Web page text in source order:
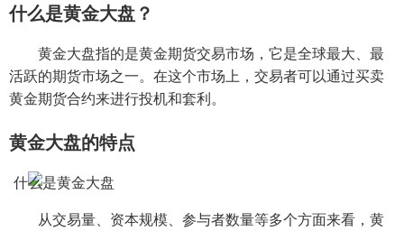
什么是黄金大盘？
黄金大盘指的是黄金期货交易市场，它是全球最大、最
活跃的期货市场之一。在这个市场上，交易者可以通过买卖
黄金期货合约来进行投机和套利。
黄金大盘的特点
从交易量、资本规模、参与者数量等多个方面来看，黄